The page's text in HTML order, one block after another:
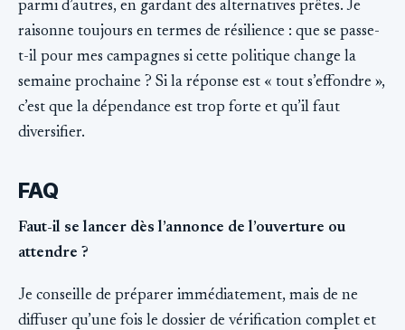
parmi d’autres, en gardant des alternatives prêtes. Je
raisonne toujours en termes de résilience : que se passe-
t-il pour mes campagnes si cette politique change la
semaine prochaine ? Si la réponse est « tout s’effondre »,
c’est que la dépendance est trop forte et qu’il faut
diversifier.
FAQ
Faut-il se lancer dès l’annonce de l’ouverture ou
attendre ?
Je conseille de préparer immédiatement, mais de ne
diffuser qu’une fois le dossier de vérification complet et